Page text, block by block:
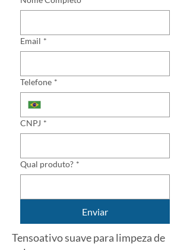
Email *
Telefone *
CNPJ *
Qual produto? *
Enviar
Tensoativo suave para limpeza de